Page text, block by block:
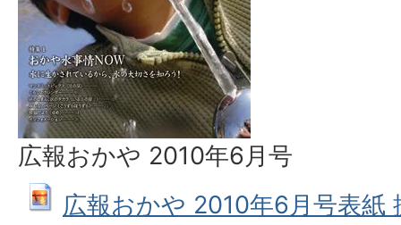
広報おかや 2010年6月号
広報おかや 2010年6月号表紙